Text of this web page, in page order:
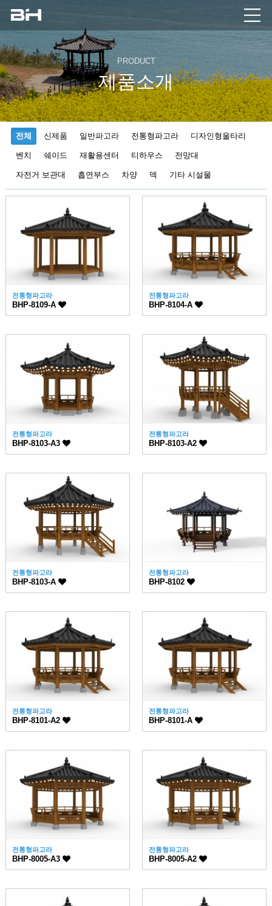
PRODUCT
제품소개
전체 신제품 일반파고라 전통형파고라 디자인형울타리
벤치 쉐이드 재활용센터 티하우스 전망대
자전거 보관대 흡연부스 차양 덱 기타 시설물
전통형파고라
BHP-8109-A
전통형파고라
BHP-8104-A
전통형파고라
BHP-8103-A3
전통형파고라
BHP-8103-A2
전통형파고라
BHP-8103-A
전통형파고라
BHP-8102
전통형파고라
BHP-8101-A2
전통형파고라
BHP-8101-A
전통형파고라
BHP-8005-A3
전통형파고라
BHP-8005-A2